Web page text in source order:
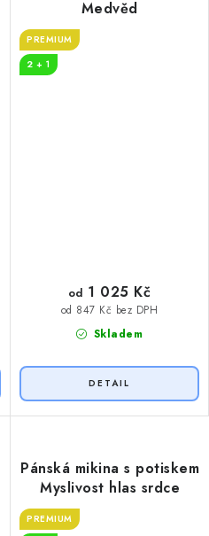
Medvěd
PREMIUM
2 + 1
Skladem
od 847 Kč bez DPH
od 1 025 Kč
Pánská mikina s potiskem
Myslivost hlas srdce
PREMIUM